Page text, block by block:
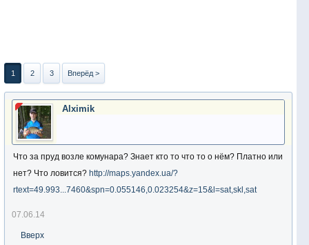
1 2 3 Вперёд >
Alximik
Что за пруд возле комунара? Знает кто то что то о нём? Платно или
нет? Что ловится? http://maps.yandex.ua/?
rtext=49.993...7460&spn=0.055146,0.023254&z=15&l=sat,skl,sat
07.06.14
Вверх